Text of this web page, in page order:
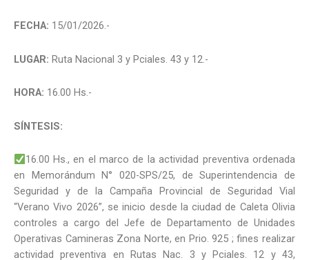
FECHA: 15/01/2026.-
LUGAR: Ruta Nacional 3 y Pciales. 43 y 12.-
HORA: 16.00 Hs.-
SÍNTESIS:
16.00 Hs., en el marco de la actividad preventiva ordenada
en Memorándum N° 020-SPS/25, de Superintendencia de
Seguridad y de la Campaña Provincial de Seguridad Vial
“Verano Vivo 2026”, se inicio desde la ciudad de Caleta Olivia
controles a cargo del Jefe de Departamento de Unidades
Operativas Camineras Zona Norte, en Prio. 925 ; fines realizar
actividad preventiva en Rutas Nac. 3 y Pciales. 12 y 43,